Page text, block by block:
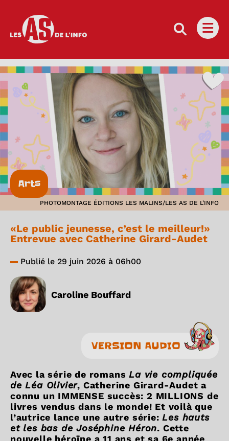
Les as de l'info
Arts
PHOTOMONTAGE ÉDITIONS LES MALINS/LES AS DE L’INFO
«Le public jeunesse, c’est le meilleur!»
Entrevue avec Catherine Girard-Audet
Publié le 29 juin 2026 à 06h00
Caroline Bouffard
VERSION AUDIO
Avec la série de romans La vie compliquée
de Léa Olivier, Catherine Girard-Audet a
connu un IMMENSE succès: 2 MILLIONS de
livres vendus dans le monde! Et voilà que
l’autrice lance une autre série: Les hauts
et les bas de Joséphine Héron. Cette
nouvelle héroïne a 11 ans et sa 6e année